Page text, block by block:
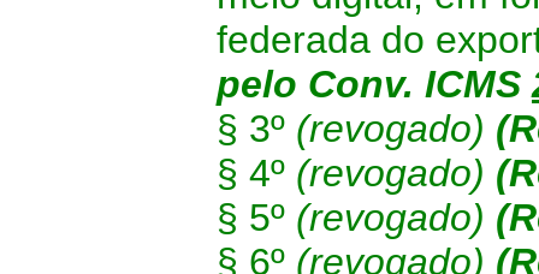
federada do
pelo Conv. ICMS
§ 3º (revogado) (
§ 4º (revogado)
§ 5º (revogado)
§ 6º (revogado)